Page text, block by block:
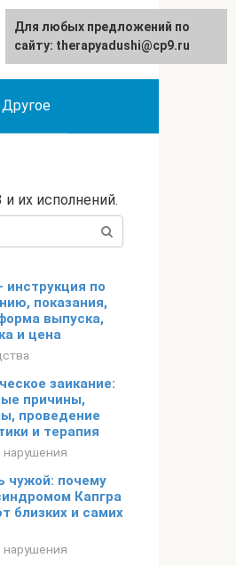
Другое
их исполнений.
инструкция по
показания,
выпуска,
и цена
заикание:
причины,
проведение
и терапия
нарушения
чужой: почему
Капгра
близких и самих
нарушения
Для любых предложений по
сайту: therapyadushi@cp9.ru